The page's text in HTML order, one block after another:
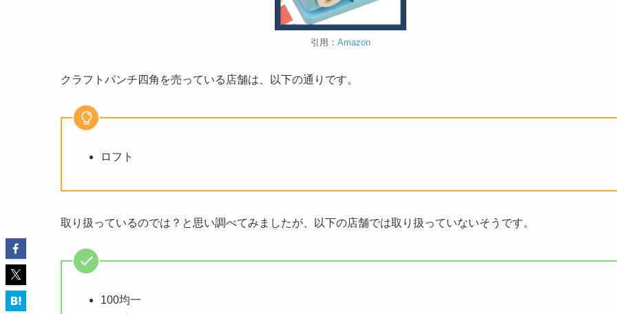
引用： Amazon
クラフトパンチ四角を売っている店舗は、以下の通りです。
ロフト
取り扱っているのでは？と思い調べてみましたが、以下の店舗では取り扱っていないそうです。
100均一